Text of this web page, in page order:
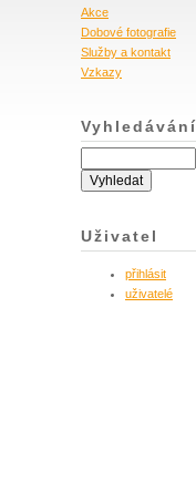
Akce
Dobové fotografie
Služby a kontakt
Vzkazy
Vyhledávání
Uživatel
přihlásit
uživatelé